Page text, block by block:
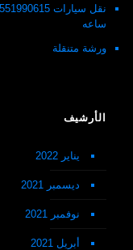
ساعه
ورشة متنقلة
الأرشيف
يناير 2022
ديسمبر 2021
نوفمبر 2021
أبريل 2021